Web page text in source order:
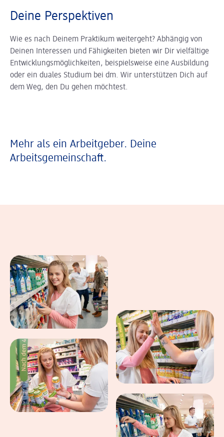
Deine Perspektiven
Wie es nach Deinem Praktikum weitergeht? Abhängig von
Deinen Interessen und Fähigkeiten bieten wir Dir vielfältige
Entwicklungsmöglichkeiten, beispielsweise eine Ausbildung
oder ein duales Studium bei dm. Wir unterstützen Dich auf
dem Weg, den Du gehen möchtest.
Mehr als ein Arbeitgeber. Deine
Arbeitsgemeinschaft.
Eindrücke aus dem Arbeitsalltag